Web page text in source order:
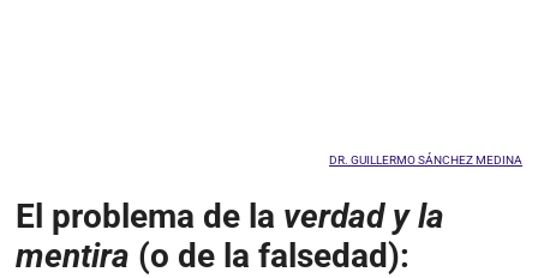
DR. GUILLERMO SÁNCHEZ MEDINA
El problema de la verdad y la
mentira (o de la falsedad):